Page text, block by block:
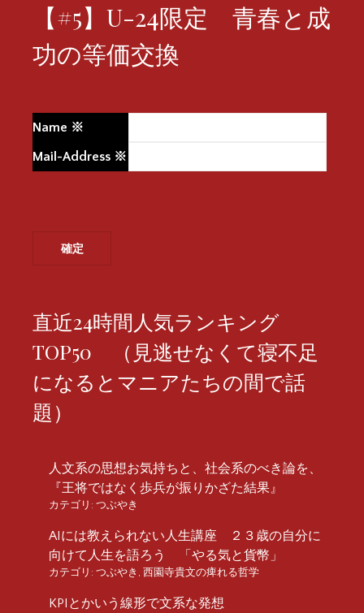
【#5】U-24限定 青春と成
功の等価交換
Name ※
Mail-Address ※
直近24時間人気ランキング
TOP50 （見逃せなくて寝不足
になるとマニアたちの間で話
題）
人文系の思想お気持ちと、社会系のべき論を、
『王将ではなく歩兵が振りかざた結果』
カテゴリ: つぶやき
AIには教えられない人生講座 ２３歳の自分に
向けて人生を語ろう 「やる気と貨幣」
カテゴリ: つぶやき 西園寺貴文の痺れる哲学
KPIとかいう線形で文系な発想